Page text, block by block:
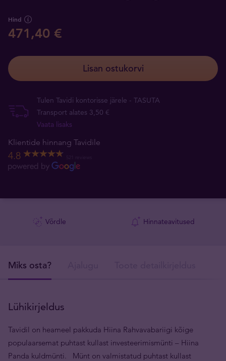
Hind
471,40 €
Lisan ostukorvi
Tulen Tavidi kontorisse järele - TASUTA
Transport alates 3,50 €
Vaata lisaks
Klientide hinnang Tavidile
4.8
Võrdle Hinnateavitused
Miks osta?
Lühikirjeldus
Tavidil on heameel pakkuda Hiina Rahvavabariigi kõige
populaarsemat puhtast kullast investeerimismünti – Hiina
Panda kuldmünti. Münt on valmistatud puhtast kullast